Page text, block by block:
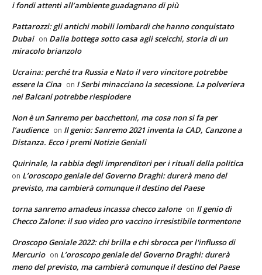
i fondi attenti all’ambiente guadagnano di più
Pattarozzi: gli antichi mobili lombardi che hanno conquistato
Dubai on Dalla bottega sotto casa agli sceicchi, storia di un
miracolo brianzolo
Ucraina: perché tra Russia e Nato il vero vincitore potrebbe
essere la Cina on I Serbi minacciano la secessione. La polveriera
nei Balcani potrebbe riesplodere
Non è un Sanremo per bacchettoni, ma cosa non si fa per
l’audience on Il genio: Sanremo 2021 inventa la CAD, Canzone a
Distanza. Ecco i premi Notizie Geniali
Quirinale, la rabbia degli imprenditori per i rituali della politica
on L’oroscopo geniale del Governo Draghi: durerà meno del
previsto, ma cambierà comunque il destino del Paese
torna sanremo amadeus incassa checco zalone on Il genio di
Checco Zalone: il suo video pro vaccino irresistibile tormentone
Oroscopo Geniale 2022: chi brilla e chi sbrocca per l'influsso di
Mercurio on L’oroscopo geniale del Governo Draghi: durerà
meno del previsto, ma cambierà comunque il destino del Paese